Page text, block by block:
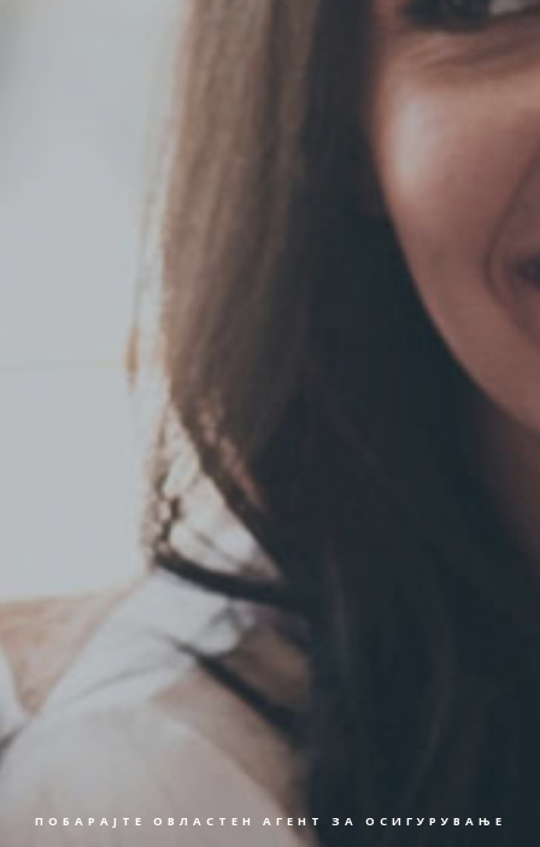
ПОБАРАЈТЕ ОВЛАСТЕН АГЕНТ ЗА ОСИГУРУВАЊЕ